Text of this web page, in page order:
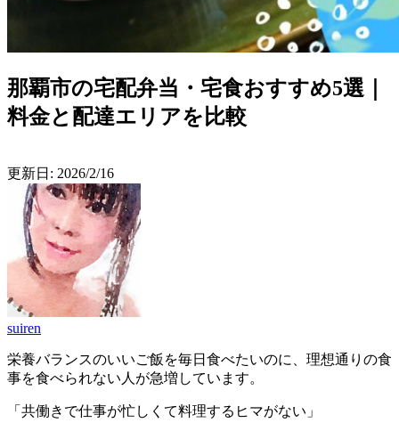
那覇市の宅配弁当・宅食おすすめ5選｜
料金と配達エリアを比較
更新日: 2026/2/16
suiren
栄養バランスのいいご飯を毎日食べたいのに、理想通りの食
事を食べられない人が急増しています。
「共働きで仕事が忙しくて料理するヒマがない」